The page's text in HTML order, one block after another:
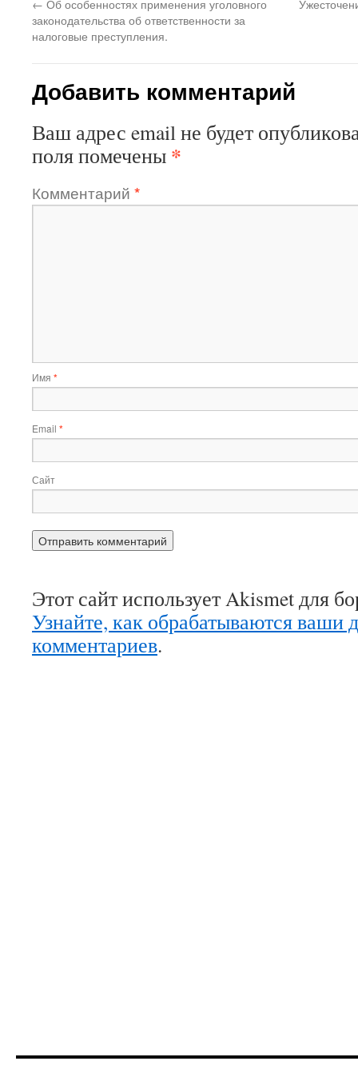
← Об особенностях применения уголовного
законодательства об ответственности за
налоговые преступления.
Добавить комментарий
Ваш адрес email не будет
поля помечены *
Комментарий *
Имя *
Email *
Сайт
Этот сайт использует Akismet для
Узнайте, как обрабатываются ваши
комментариев.